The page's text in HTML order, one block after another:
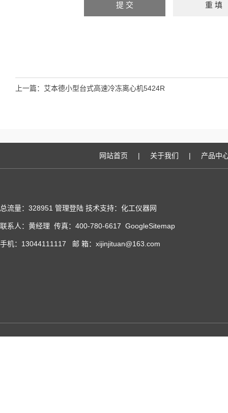
上一篇： 艾本德小型台式高速冷冻离心机5424R
网站首页 | 关于我们 | 产品中
总流量：328951 管理登陆 技术支持：化工仪器网
联系人：黄经理 传真：400-780-6617 GoogleSitemap
手机：13044111117 邮 箱：xijinjituan@163.com